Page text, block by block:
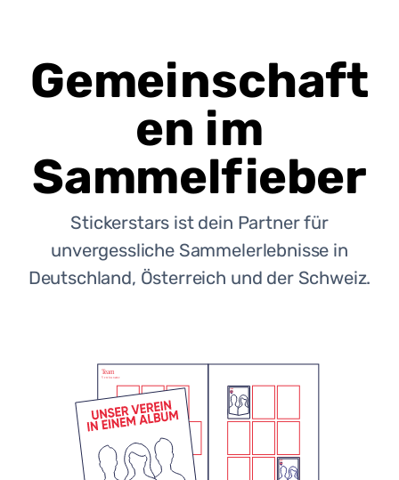
Gemeinschaft
en im
Sammelfieber
Stickerstars ist dein Partner für
unvergessliche Sammelerlebnisse in
Deutschland, Österreich und der Schweiz.